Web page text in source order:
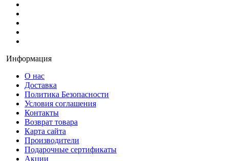
Информация
О нас
Доставка
Политика Безопасности
Условия соглашения
Контакты
Возврат товара
Карта сайта
Производители
Подарочные сертификаты
Акции